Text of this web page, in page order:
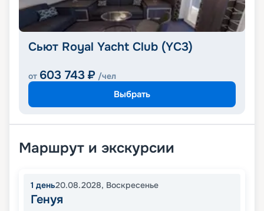
Сьют Royal Yacht Club (YC3)
от 603 743 ₽ /чел
Выбрать
Маршрут и экскурсии
1 день20.08.2028, Воскресенье
Генуя